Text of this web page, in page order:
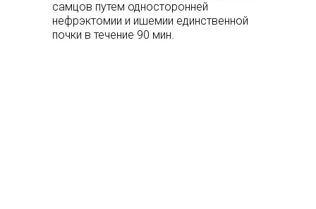
самцов путем односторонней
нефрэктомии и ишемии единственной
почки в течение 90 мин.